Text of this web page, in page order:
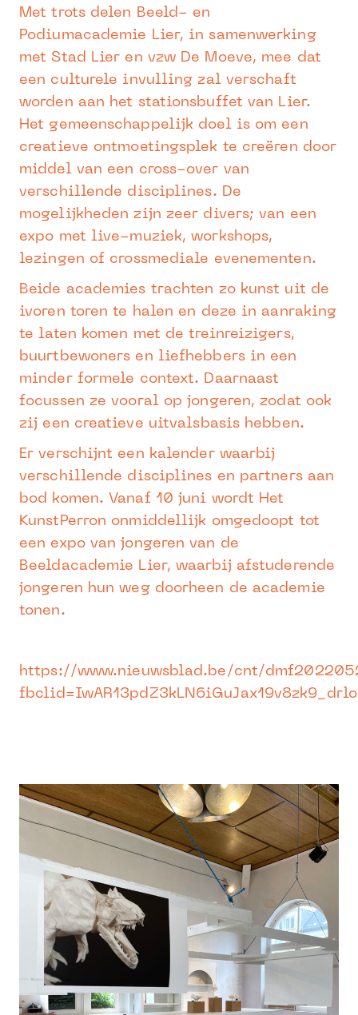
Met trots delen Beeld- en
Podiumacademie Lier, in samenwerking
met Stad Lier en vzw De Moeve, mee dat
een culturele invulling zal verschaft
worden aan het stationsbuffet van Lier.
Het gemeenschappelijk doel is om een
creatieve ontmoetingsplek te creëren door
middel van een cross-over van
verschillende disciplines. De
mogelijkheden zijn zeer divers; van een
expo met live-muziek, workshops,
lezingen of crossmediale evenementen.
Beide academies trachten zo kunst uit de
ivoren toren te halen en deze in aanraking
te laten komen met de treinreizigers,
buurtbewoners en liefhebbers in een
minder formele context. Daarnaast
focussen ze vooral op jongeren, zodat ook
zij een creatieve uitvalsbasis hebben.
Er verschijnt een kalender waarbij
verschillende disciplines en partners aan
bod komen. Vanaf 10 juni wordt Het
KunstPerron onmiddellijk omgedoopt tot
een expo van jongeren van de
Beeldacademie Lier, waarbij afstuderende
jongeren hun weg doorheen de academie
tonen.
https://www.nieuwsblad.be/cnt/